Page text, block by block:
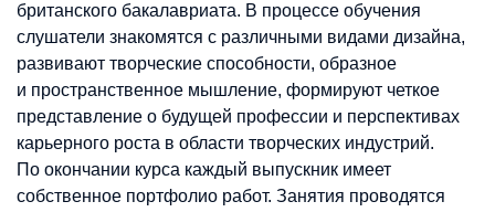
британского бакалавриата. В процессе обучения
слушатели знакомятся с различными видами дизайна,
развивают творческие способности, образное
и пространственное мышление, формируют четкое
представление о будущей профессии и перспективах
карьерного роста в области творческих индустрий.
По окончании курса каждый выпускник имеет
собственное портфолио работ. Занятия проводятся